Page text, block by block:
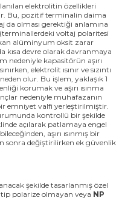
elektrolitin özellikleri
Bu, pozitif terminalin daima
olması gerektiği anlamına
voltaj polaritesi
alüminyum oksit zarar
kısa devre olarak davranmaya
nedeniyle kapasitörün aşırı
elektrolit ısınır ve sızıntı
olur. Bu işlem, yaklaşık 1
korumak ve aşırı ısınma
nedeniyle muhafazanın
emniyet valfi yerleştirilmiştir.
kontrollü bir şekilde
açılarak patlamaya engel
aşırı ısınmış bir
sonra değiştirilirken ek güvenlik
şekilde tasarlanmış özel
polarize olmayan veya NP